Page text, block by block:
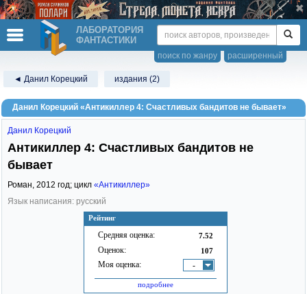
ЛАБОРАТОРИЯ
ФАНТАСТИКИ
расширенный
поиск по жанру
◄ Данил Корецкий издания (2)
Данил Корецкий «Антикиллер 4: Счастливых бандитов не бывает»
Рейтинг
Средняя оценка: 7.52
Оценок: 107
Моя оценка: -
подробнее
Данил Корецкий
Антикиллер 4: Счастливых бандитов не
бывает
Роман, 2012 год; цикл «Антикиллер»
Язык написания: русский